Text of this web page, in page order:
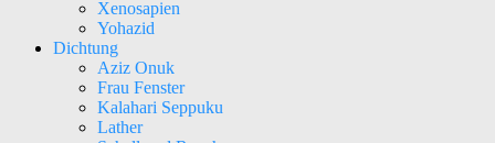
Xenosapien
Yohazid
Dichtung
Aziz Onuk
Frau Fenster
Kalahari Seppuku
Lather